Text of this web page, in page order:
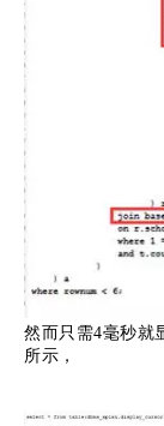
然而只需4毫秒就
所示，